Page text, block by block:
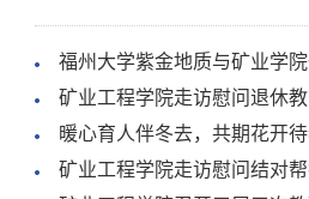
福州大学紫金地质与矿业学
矿业工程学院走访慰问退休
暖心育人伴冬去，共期花开
矿业工程学院走访慰问结对